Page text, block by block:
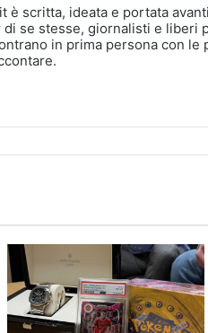
è scritta, ideata e portata
se stesse, giornalisti e liberi
in prima persona con le